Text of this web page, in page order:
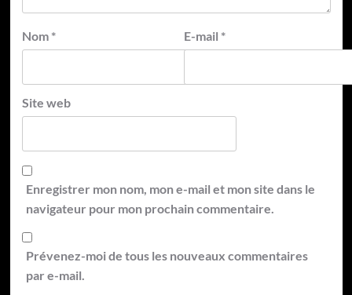
Nom * E-mail *
Site web
Enregistrer mon nom, mon e-mail et mon site dans le
navigateur pour mon prochain commentaire.
Prévenez-moi de tous les nouveaux commentaires
par e-mail.